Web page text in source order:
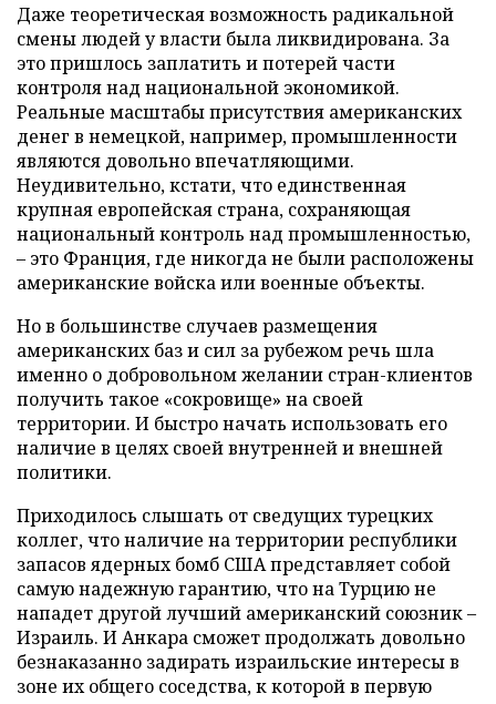
Даже теоретическая возможность радикальной
смены людей у власти была ликвидирована. За
это пришлось заплатить и потерей части
контроля над национальной экономикой.
Реальные масштабы присутствия американских
денег в немецкой, например, промышленности
являются довольно впечатляющими.
Неудивительно, кстати, что единственная
крупная европейская страна, сохраняющая
национальный контроль над промышленностью,
– это Франция, где никогда не были расположены
американские войска или военные объекты.
Но в большинстве случаев размещения
американских баз и сил за рубежом речь шла
именно о добровольном желании стран-клиентов
получить такое «сокровище» на своей
территории. И быстро начать использовать его
наличие в целях своей внутренней и внешней
политики.
Приходилось слышать от сведущих турецких
коллег, что наличие на территории республики
запасов ядерных бомб США представляет собой
самую надежную гарантию, что на Турцию не
нападет другой лучший американский союзник –
Израиль. И Анкара сможет продолжать довольно
безнаказанно задирать израильские интересы в
зоне их общего соседства, к которой в первую